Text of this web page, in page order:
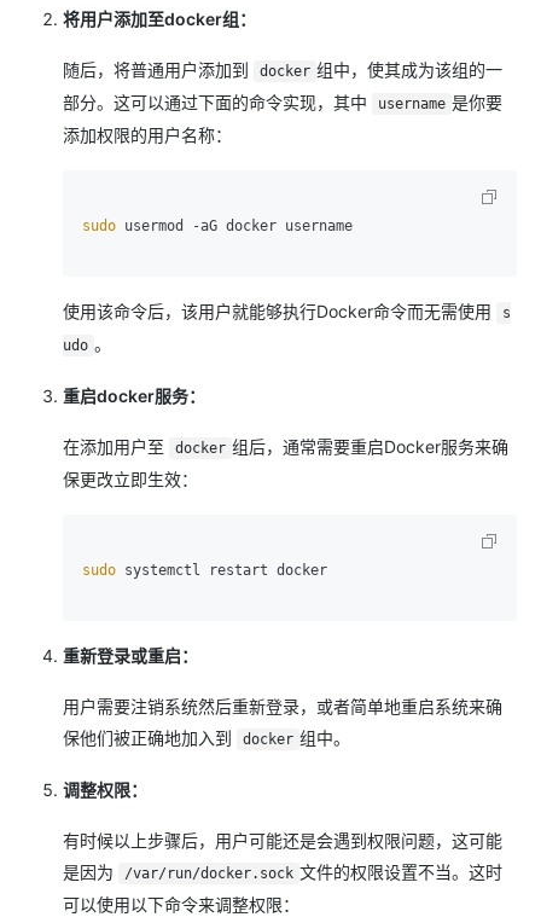
将用户添加至docker组：
随后，将普通用户添加到 docker 组中，使其成为该组的一
部分。这可以通过下面的命令实现，其中
username 是你要
添加权限的用户名称：
sudo usermod -aG docker username
使用该命令后，该用户就能够执行Docker命令而无需使用
s
udo 。
重启docker服务：
在添加用户至 docker 组后，通常需要重启Docker服务来确
保更改立即生效：
sudo systemctl restart docker
重新登录或重启：
用户需要注销系统然后重新登录，或者简单地重启系统来确
保他们被正确地加入到
docker 组中。
调整权限：
有时候以上步骤后，用户可能还是会遇到权限问题，这可能
是因为
/var/run/docker.sock 文件的权限设置不当。这时
可以使用以下命令来调整权限：